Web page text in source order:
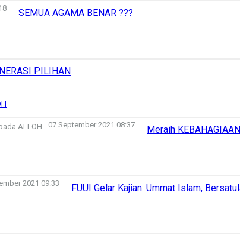
SEMUA AGAMA BENAR ???
PILIHAN
07 September 2021 08:37 Meraih
2021 09:33 FUUI Gelar Kajian: Ummat Islam,